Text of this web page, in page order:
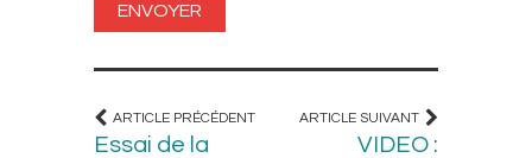
ARTICLE PRÉCÉDENT
Essai de la
ARTICLE SUIVANT
VIDEO :